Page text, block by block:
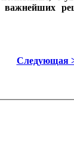
Следующая